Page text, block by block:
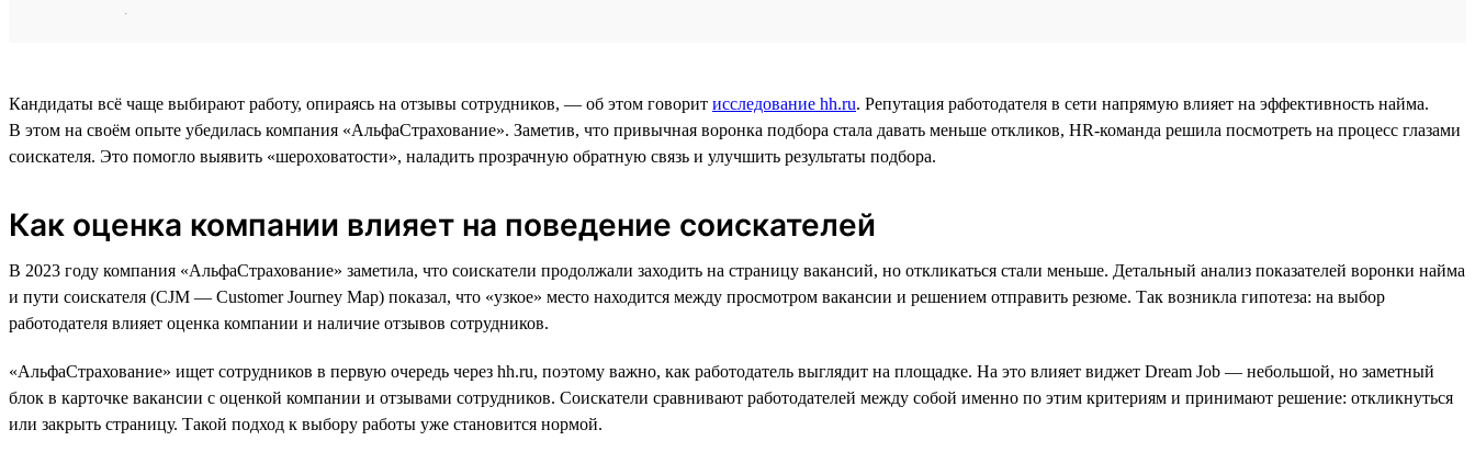
.
Кандидаты всё чаще выбирают работу, опираясь на отзывы сотрудников, — об этом говорит исследование hh.ru. Репутация работодателя в сети напрямую влияет на эффективность найма.
В этом на своём опыте убедилась компания «АльфаСтрахование». Заметив, что привычная воронка подбора стала давать меньше откликов, HR-команда решила посмотреть на процесс глазами
соискателя. Это помогло выявить «шероховатости», наладить прозрачную обратную связь и улучшить результаты подбора.
Как оценка компании влияет на поведение соискателей
В 2023 году компания «АльфаСтрахование» заметила, что соискатели продолжали заходить на страницу вакансий, но откликаться стали меньше. Детальный анализ показателей воронки найма
и пути соискателя (CJM — Customer Journey Map) показал, что «узкое» место находится между просмотром вакансии и решением отправить резюме. Так возникла гипотеза: на выбор
работодателя влияет оценка компании и наличие отзывов сотрудников.
«АльфаСтрахование» ищет сотрудников в первую очередь через hh.ru, поэтому важно, как работодатель выглядит на площадке. На это влияет виджет Dream Job — небольшой, но заметный
блок в карточке вакансии с оценкой компании и отзывами сотрудников. Соискатели сравнивают работодателей между собой именно по этим критериям и принимают решение: откликнуться
или закрыть страницу. Такой подход к выбору работы уже становится нормой.